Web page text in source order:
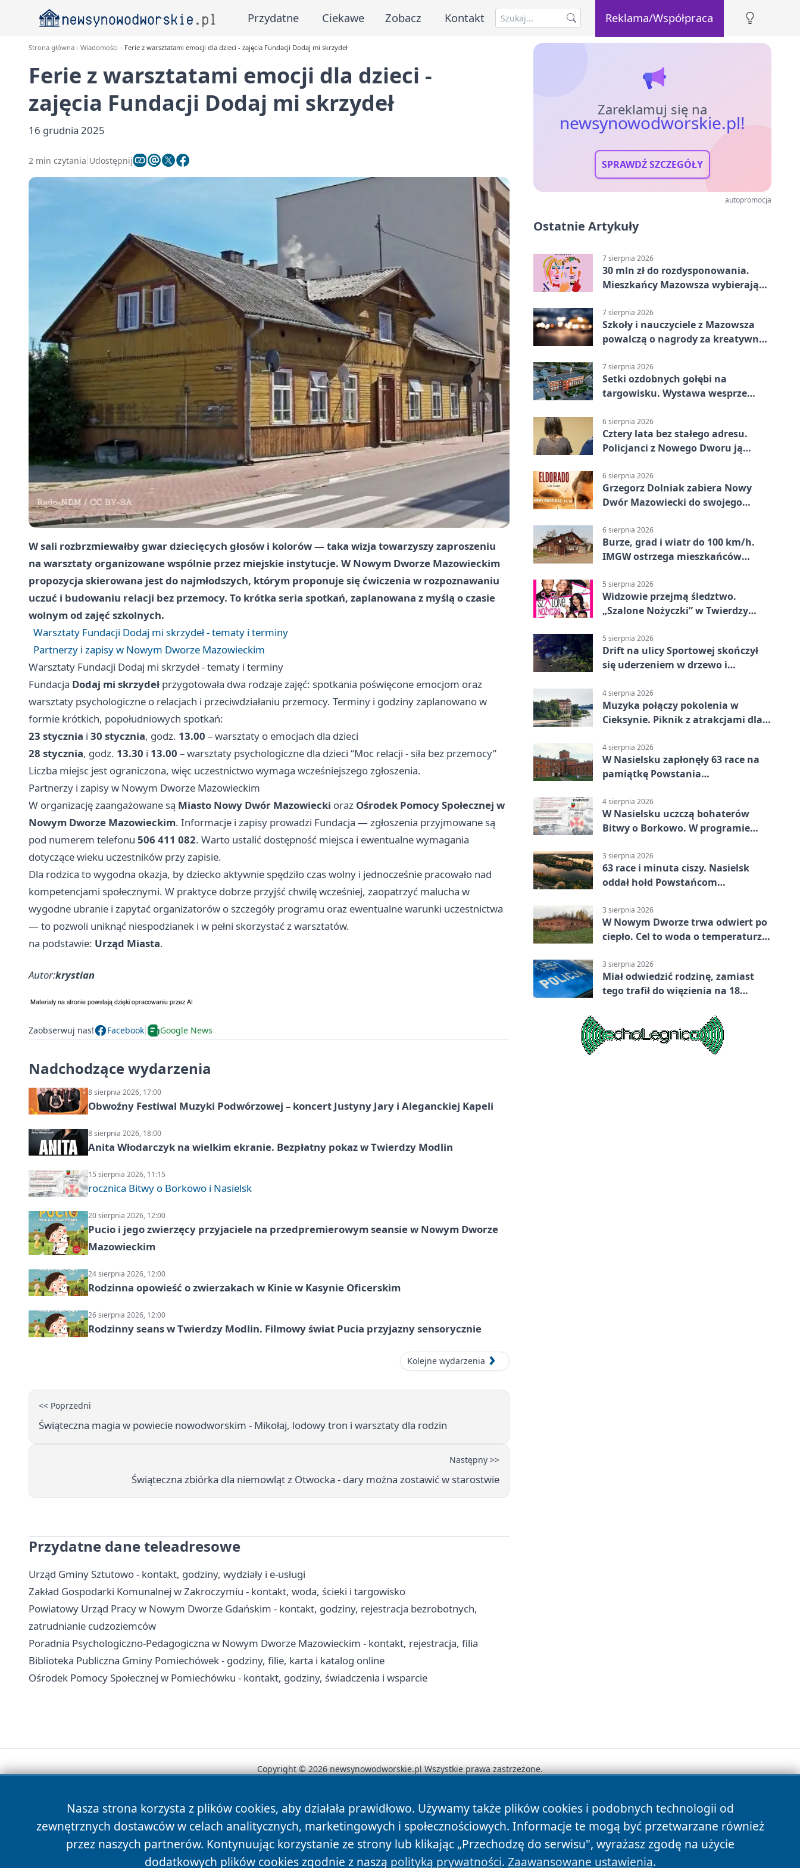
Przydatne Ciekawe Zobacz Kontakt Reklama/Współpraca
Strona główna Wiadomości Ferie z warsztatami emocji dla dzieci - zajęcia Fundacji Dodaj mi skrzydeł
Ferie z warsztatami emocji dla dzieci -
zajęcia Fundacji Dodaj mi skrzydeł
16 grudnia 2025
2 min czytania Udostępnij
W sali rozbrzmiewałby gwar dziecięcych głosów i kolorów — taka wizja towarzyszy zaproszeniu
na warsztaty organizowane wspólnie przez miejskie instytucje. W Nowym Dworze Mazowieckim
propozycja skierowana jest do najmłodszych, którym proponuje się ćwiczenia w rozpoznawaniu
uczuć i budowaniu relacji bez przemocy. To krótka seria spotkań, zaplanowana z myślą o czasie
wolnym od zajęć szkolnych.
Warsztaty Fundacji Dodaj mi skrzydeł - tematy i terminy
Partnerzy i zapisy w Nowym Dworze Mazowieckim
Warsztaty Fundacji Dodaj mi skrzydeł - tematy i terminy
Fundacja Dodaj mi skrzydeł przygotowała dwa rodzaje zajęć: spotkania poświęcone emocjom oraz
warsztaty psychologiczne o relacjach i przeciwdziałaniu przemocy. Terminy i godziny zaplanowano w
formie krótkich, popołudniowych spotkań:
23 stycznia i 30 stycznia, godz. 13.00 – warsztaty o emocjach dla dzieci
28 stycznia, godz. 13.30 i 13.00 – warsztaty psychologiczne dla dzieci “Moc relacji - siła bez przemocy”
Liczba miejsc jest ograniczona, więc uczestnictwo wymaga wcześniejszego zgłoszenia.
Partnerzy i zapisy w Nowym Dworze Mazowieckim
W organizację zaangażowane są Miasto Nowy Dwór Mazowiecki oraz Ośrodek Pomocy Społecznej w
Nowym Dworze Mazowieckim. Informacje i zapisy prowadzi Fundacja — zgłoszenia przyjmowane są
pod numerem telefonu 506 411 082. Warto ustalić dostępność miejsca i ewentualne wymagania
dotyczące wieku uczestników przy zapisie.
Dla rodzica to wygodna okazja, by dziecko aktywnie spędziło czas wolny i jednocześnie pracowało nad
kompetencjami społecznymi. W praktyce dobrze przyjść chwilę wcześniej, zaopatrzyć malucha w
wygodne ubranie i zapytać organizatorów o szczegóły programu oraz ewentualne warunki uczestnictwa
— to pozwoli uniknąć niespodzianek i w pełni skorzystać z warsztatów.
na podstawie: Urząd Miasta.
Autor:krystian
Zaobserwuj nas! Facebook Google News
Nadchodzące wydarzenia
8 sierpnia 2026, 17:00
Obwoźny Festiwal Muzyki Podwórzowej – koncert Justyny Jary i Aleganckiej Kapeli
8 sierpnia 2026, 18:00
Anita Włodarczyk na wielkim ekranie. Bezpłatny pokaz w Twierdzy Modlin
15 sierpnia 2026, 11:15
rocznica Bitwy o Borkowo i Nasielsk
20 sierpnia 2026, 12:00
Pucio i jego zwierzęcy przyjaciele na przedpremierowym seansie w Nowym Dworze
Mazowieckim
24 sierpnia 2026, 12:00
Rodzinna opowieść o zwierzakach w Kinie w Kasynie Oficerskim
26 sierpnia 2026, 12:00
Rodzinny seans w Twierdzy Modlin. Filmowy świat Pucia przyjazny sensorycznie
Kolejne wydarzenia
<< Poprzedni
Świąteczna magia w powiecie nowodworskim - Mikołaj, lodowy tron i warsztaty dla rodzin
Następny >>
Świąteczna zbiórka dla niemowląt z Otwocka - dary można zostawić w starostwie
Przydatne dane teleadresowe
Urząd Gminy Sztutowo - kontakt, godziny, wydziały i e-usługi
Zakład Gospodarki Komunalnej w Zakroczymiu - kontakt, woda, ścieki i targowisko
Powiatowy Urząd Pracy w Nowym Dworze Gdańskim - kontakt, godziny, rejestracja bezrobotnych,
zatrudnianie cudzoziemców
Poradnia Psychologiczno-Pedagogiczna w Nowym Dworze Mazowieckim - kontakt, rejestracja, filia
Biblioteka Publiczna Gminy Pomiechówek - godziny, filie, karta i katalog online
Ośrodek Pomocy Społecznej w Pomiechówku - kontakt, godziny, świadczenia i wsparcie
Zareklamuj się na
newsynowodworskie.pl!
SPRAWDŹ SZCZEGÓŁY
autopromocja
Ostatnie Artykuły
7 sierpnia 2026
30 mln zł do rozdysponowania.
Mieszkańcy Mazowsza wybierają
7 sierpnia 2026
Szkoły i nauczyciele z Mazowsza
powalczą o nagrody za kreatywną
7 sierpnia 2026
Setki ozdobnych gołębi na
targowisku. Wystawa wesprze
6 sierpnia 2026
Cztery lata bez stałego adresu.
Policjanci z Nowego Dworu ją
6 sierpnia 2026
Grzegorz Dolniak zabiera Nowy
Dwór Mazowiecki do swojego
6 sierpnia 2026
Burze, grad i wiatr do 100 km/h.
IMGW ostrzega mieszkańców
5 sierpnia 2026
Widzowie przejmą śledztwo.
„Szalone Nożyczki” w Twierdzy
5 sierpnia 2026
Drift na ulicy Sportowej skończył
się uderzeniem w drzewo i
4 sierpnia 2026
Muzyka połączy pokolenia w
Cieksynie. Piknik z atrakcjami dla
4 sierpnia 2026
W Nasielsku zapłonęły 63 race na
pamiątkę Powstania
4 sierpnia 2026
W Nasielsku uczczą bohaterów
Bitwy o Borkowo. W programie
3 sierpnia 2026
63 race i minuta ciszy. Nasielsk
oddał hołd Powstańcom
3 sierpnia 2026
W Nowym Dworze trwa odwiert po
ciepło. Cel to woda o temperaturze
3 sierpnia 2026
Miał odwiedzić rodzinę, zamiast
tego trafił do więzienia na 18
Nasza strona korzysta z plików cookies, aby działała prawidłowo. Używamy także plików cookies i podobnych technologii od
zewnętrznych dostawców w celach analitycznych, marketingowych i społecznościowych. Informacje te mogą być przetwarzane również
przez naszych partnerów. Kontynuując korzystanie ze strony lub klikając „Przechodzę do serwisu", wyrażasz zgodę na użycie
dodatkowych plików cookies zgodnie z naszą polityką prywatności. Zaawansowane ustawienia.
Copyright © 2026 newsynowodworskie.pl Wszystkie prawa zastrzeżone.
News Autorzy Polityka Prywatności Polityka Cookies